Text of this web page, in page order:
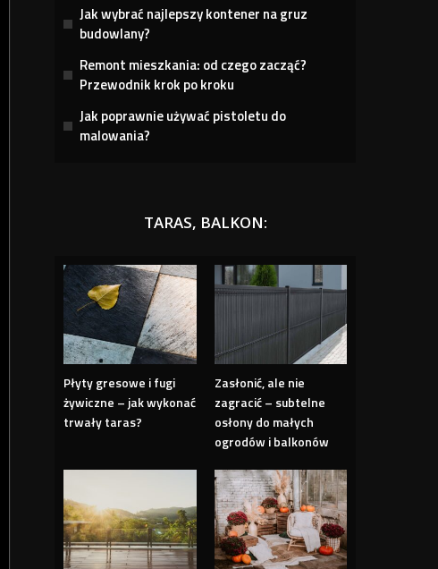
Jak wybrać najlepszy kontener na gruz
budowlany?
Remont mieszkania: od czego zacząć?
Przewodnik krok po kroku
Jak poprawnie używać pistoletu do
malowania?
TARAS, BALKON:
Płyty gresowe i fugi
żywiczne – jak wykonać
trwały taras?
Zasłonić, ale nie
zagracić – subtelne
osłony do małych
ogrodów i balkonów